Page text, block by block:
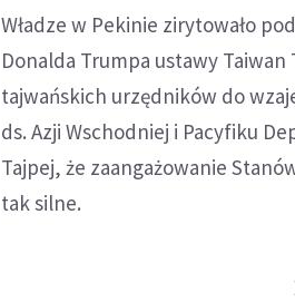
Władze w Pekinie zirytowało
Donalda Trumpa ustawy
tajwańskich urzędników do
ds. Azji Wschodniej i Pacyfiku
Tajpej, że zaangażowanie
tak silne.